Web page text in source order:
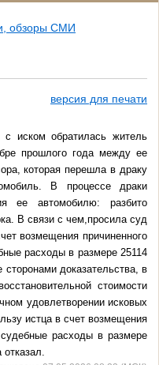
обзоры СМИ
версия для печати
иском обратилась житель
прошлого года между ее
которая перешла в драку
В процессе драки
ее автомобилю: разбито
В связи с чем,просила суд
возмещения причиненного
расходы в размере 25114
доказательства, в
стоимости
удовлетворении исковых
истца в счет возмещения
расходы в размере
отказал.